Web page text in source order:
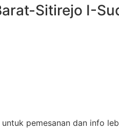
Sitirejo I-
pemesanan dan info